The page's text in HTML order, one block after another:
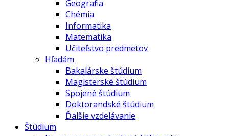
Geografia
Chémia
Informatika
Matematika
Učiteľstvo predmetov
Hľadám
Bakalárske štúdium
Magisterské štúdium
Spojené štúdium
Doktorandské štúdium
Ďalšie vzdelávanie
Štúdium